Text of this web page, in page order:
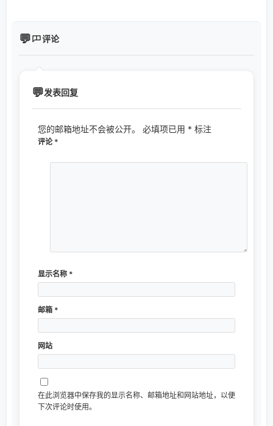
评论
发表回复
您的邮箱地址不会被公开。 必填项已用 * 标注
评论 *
显示名称 *
邮箱 *
网站
在此浏览器中保存我的显示名称、邮箱地址和网站地址，以便
下次评论时使用。